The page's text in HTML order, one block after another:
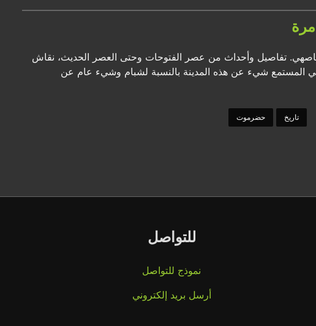
باصهي. تفاصيل وأحداث من عصر الفتوحات وحتى العصر الحديث، نقاش
المستمع شيء عن هذه المدينة بالنسبة لشبام وشيء عام عن
تاريخ حضرموت
للتواصل
نموذج للتواصل
أرسل بريد إلكتروني